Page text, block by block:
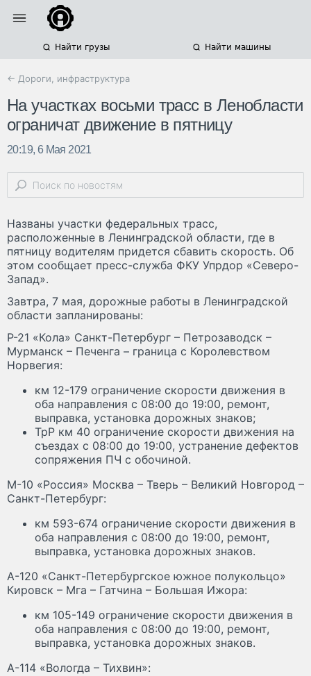
Найти грузы Найти машины
← Дороги, инфраструктура
На участках восьми трасс в Ленобласти
ограничат движение в пятницу
20:19, 6 Мая 2021
Названы участки федеральных трасс,
расположенные в Ленинградской области, где в
пятницу водителям придется сбавить скорость. Об
этом сообщает пресс-служба ФКУ Упрдор «Северо-
Запад».
Завтра, 7 мая, дорожные работы в Ленинградской
области запланированы:
Р-21 «Кола» Санкт-Петербург – Петрозаводск –
Мурманск – Печенга – граница с Королевством
Норвегия:
км 12-179 ограничение скорости движения в
оба направления с 08:00 до 19:00, ремонт,
выправка, установка дорожных знаков;
ТрР км 40 ограничение скорости движения на
съездах с 08:00 до 19:00, устранение дефектов
сопряжения ПЧ с обочиной.
М-10 «Россия» Москва – Тверь – Великий Новгород –
Санкт-Петербург:
км 593-674 ограничение скорости движения в
оба направления с 08:00 до 19:00, ремонт,
выправка, установка дорожных знаков.
А-120 «Санкт-Петербургское южное полукольцо»
Кировск – Мга – Гатчина – Большая Ижора:
км 105-149 ограничение скорости движения в
оба направления с 08:00 до 19:00, ремонт,
выправка, установка дорожных знаков.
А-114 «Вологда – Тихвин»: